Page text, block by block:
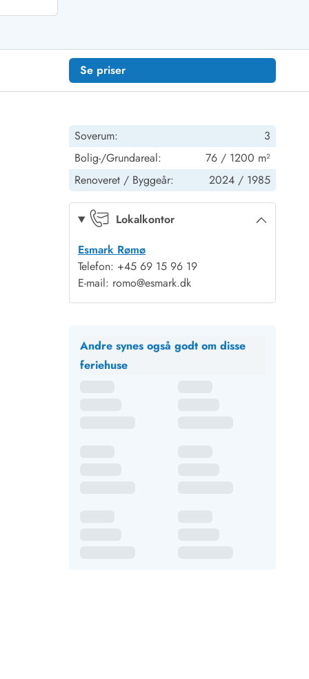
Se priser
Soverum:
3
Bolig-/Grundareal:
76 / 1200 m²
Renoveret / Byggeår: 2024 / 1985
Lokalkontor
Esmark Rømø
Telefon: +45 69 15 96 19
E-mail: romo@esmark.dk
Andre synes også godt om disse
feriehuse